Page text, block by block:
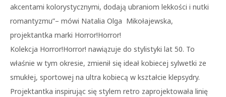
akcentami kolorystycznymi, dodają ubraniom lekkości i nutki
romantyzmu”– mówi Natalia Olga Mikołajewska,
projektantka marki Horror!Horror!
Kolekcja Horror!Horror! nawiązuje do stylistyki lat 50. To
właśnie w tym okresie, zmienił się ideał kobiecej sylwetki ze
smukłej, sportowej na ultra kobiecą w kształcie klepsydry.
Projektantka inspirując się stylem retro zaprojektowała linię